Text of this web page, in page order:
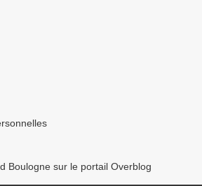
Boulogne sur le portail Overblog